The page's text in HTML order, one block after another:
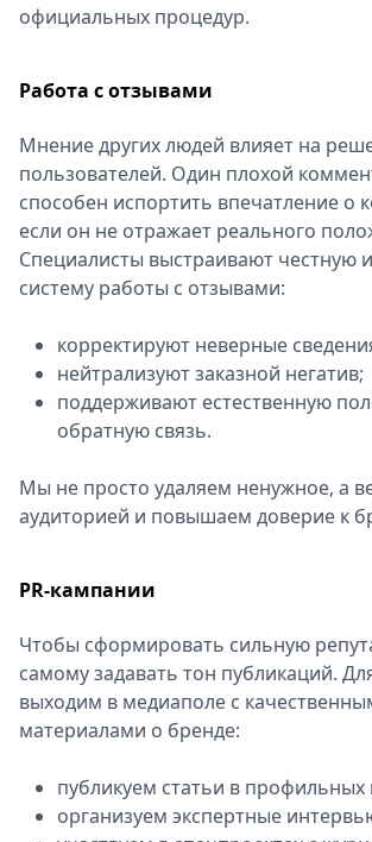
официальных процедур.
Работа с отзывами
Мнение других людей влияет на
пользователей. Один плохой
способен испортить впечатление о
если он не отражает реального
Специалисты выстраивают честную
систему работы с отзывами:
корректируют неверные
нейтрализуют заказной негатив;
поддерживают естественную
обратную связь.
Мы не просто удаляем ненужное, а
аудиторией и повышаем доверие к
PR-кампании
Чтобы сформировать сильную
самому задавать тон публикаций.
выходим в медиаполе с
материалами о бренде:
публикуем статьи в профильных
организуем экспертные